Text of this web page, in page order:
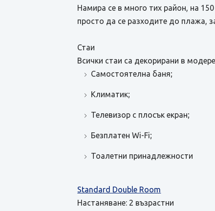
Намира се в много тих район, на
просто да се разходите до плажа,
Стаи
Всички стаи са декорирани в
Самостоятелна баня;
Климатик;
Телевизор с плосък екран;
Безплатен Wi-Fi;
Тоалетни принадлежности
Standard Double Room
Настаняване: 2 възрастни